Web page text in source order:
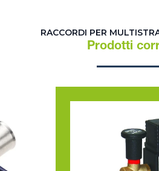
RACCORDI PER
Prodotti